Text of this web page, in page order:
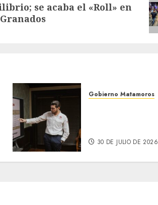
se acaba el «Roll» en
Gobierno Matamoros
30 DE JULIO DE 2026